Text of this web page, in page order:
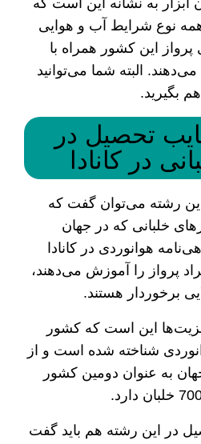
ابزار به نشانه این است که
همه نوع شرایط آب و هوایی
این کشور همراه با
البته شما می‌توانید
بگیرید.
تحصیل در
در کانادا
رشته می‌توان گفت که
خلبانی که در جهان
هوانوردی در کانادا
پرواز را آموزش می‌دهند،
برخوردار هستند.
مزیت‌ها این است که کشور
شناخته شده است و از
به عنوان دومین کشور
در این رشته هم باید گفت